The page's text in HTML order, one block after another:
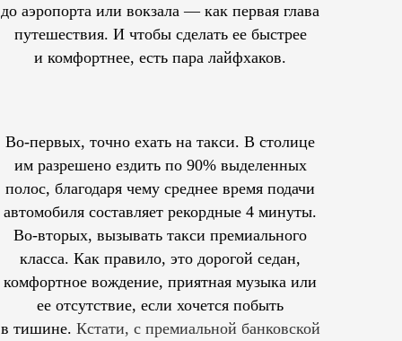
до аэропорта или вокзала — как первая глава
путешествия. И чтобы сделать ее быстрее
и комфортнее, есть пара лайфхаков.
Во-первых, точно ехать на такси. В столице
им разрешеноездить по 90% выделенных
полос, благодаря чему среднее время подачи
автомобиля составляет рекордные 4 минуты.
Во-вторых, вызывать такси премиального
класса. Как правило, это дорогой седан,
комфортное вождение, приятная музыка или
ее отсутствие, если хочется побыть
в тишине. Кстати, с премиальной банковской